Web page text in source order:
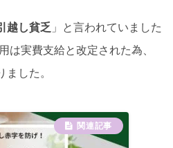
越し貧乏 」と言われていました
は実費支給と改定された為、
ました。